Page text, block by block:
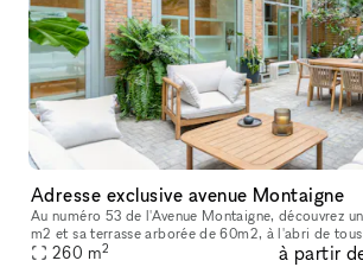
Adresse exclusive avenue Montaigne
Au numéro 53 de l'Avenue Montaigne, découvrez
m2 et sa terrasse arborée de 60m2, à l'abri de tous
magnifique verrière dans un écrin de verdure
260 m2 à partir